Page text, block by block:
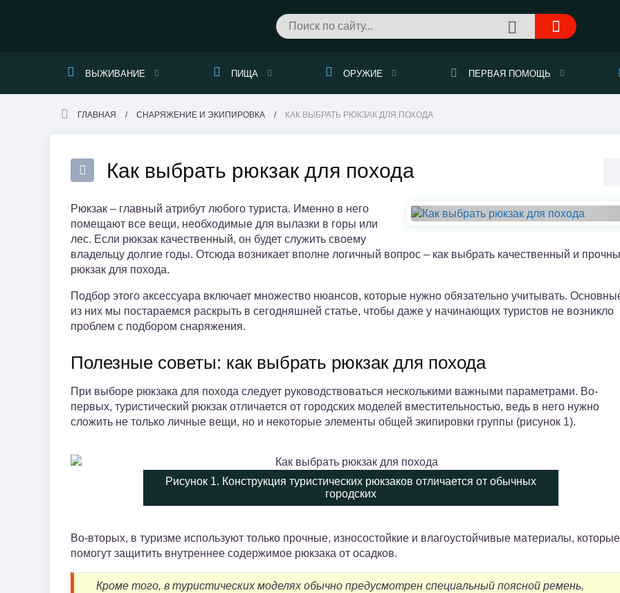
ВЫЖИВАНИЕ ПИЩА ОРУЖИЕ ПЕРВАЯ ПОМОЩЬ
ГЛАВНАЯ СНАРЯЖЕНИЕ И ЭКИПИРОВКА КАК ВЫБРАТЬ РЮКЗАК ДЛЯ ПОХОДА
Как выбрать рюкзак для похода
Рюкзак – главный атрибут любого туриста. Именно в него
помещают все вещи, необходимые для вылазки в горы или
лес. Если рюкзак качественный, он будет служить своему
владельцу долгие годы. Отсюда возникает вполне логичный вопрос – как выбрать качественный и
рюкзак для похода.
Подбор этого аксессуара включает множество нюансов, которые нужно обязательно учитывать.
из них мы постараемся раскрыть в сегодняшней статье, чтобы даже у начинающих туристов не возникло
проблем с подбором снаряжения.
Полезные советы: как выбрать рюкзак для похода
При выборе рюкзака для похода следует руководствоваться несколькими важными параметрами. Во-
первых, туристический рюкзак отличается от городских моделей вместительностью, ведь в него нужно
сложить не только личные вещи, но и некоторые элементы общей экипировки группы (рисунок 1).
Рисунок 1. Конструкция туристических рюкзаков отличается от обычных
городских
Во-вторых, в туризме используют только прочные, износостойкие и влагоустойчивые материалы, которые
помогут защитить внутреннее содержимое рюкзака от осадков.
Кроме того, в туристических моделях обычно предусмотрен специальный поясной ремень,